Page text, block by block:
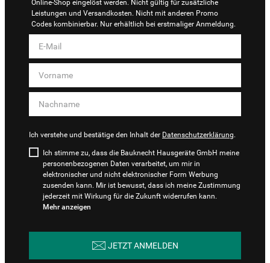
Online-Shop eingelöst werden. Nicht gültig für zusätzliche
Leistungen und Versandkosten. Nicht mit anderen Promo
Codes kombinierbar. Nur erhältlich bei erstmaliger Anmeldung.
Ich verstehe und bestätige den Inhalt der Datenschutzerklärung.
Ich stimme zu, dass die Bauknecht Hausgeräte GmbH meine
personenbezogenen Daten verarbeitet, um mir in
elektronischer und nicht elektronischer Form Werbung
zusenden kann. Mir ist bewusst, dass ich meine Zustimmung
jederzeit mit Wirkung für die Zukunft widerrufen kann.
Mehr anzeigen
JETZT ANMELDEN